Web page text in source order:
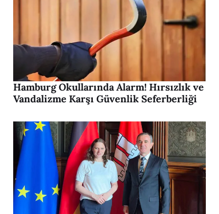
Hamburg Okullarında Alarm! Hırsızlık ve
Vandalizme Karşı Güvenlik Seferberliği